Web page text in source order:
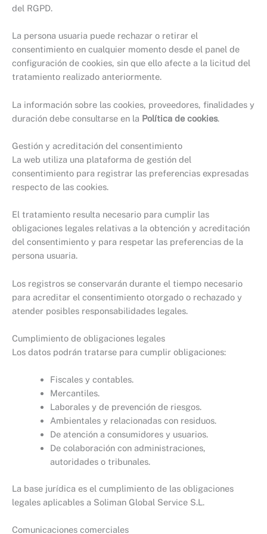
del RGPD.
La persona usuaria puede rechazar o retirar el
consentimiento en cualquier momento desde el panel de
configuración de cookies, sin que ello afecte a la licitud del
tratamiento realizado anteriormente.
La información sobre las cookies, proveedores, finalidades y
duración debe consultarse en la Política de cookies.
Gestión y acreditación del consentimiento
La web utiliza una plataforma de gestión del
consentimiento para registrar las preferencias expresadas
respecto de las cookies.
El tratamiento resulta necesario para cumplir las
obligaciones legales relativas a la obtención y acreditación
del consentimiento y para respetar las preferencias de la
persona usuaria.
Los registros se conservarán durante el tiempo necesario
para acreditar el consentimiento otorgado o rechazado y
atender posibles responsabilidades legales.
Cumplimiento de obligaciones legales
Los datos podrán tratarse para cumplir obligaciones:
Fiscales y contables.
Mercantiles.
Laborales y de prevención de riesgos.
Ambientales y relacionadas con residuos.
De atención a consumidores y usuarios.
De colaboración con administraciones,
autoridades o tribunales.
La base jurídica es el cumplimiento de las obligaciones
legales aplicables a Soliman Global Service S.L.
Comunicaciones comerciales